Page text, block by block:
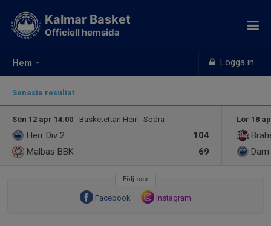
Hem Logga in
Kalmar Basket
Officiell hemsida
Senaste resultat
Sön 12 apr 14:00 - Basketettan Herr - Södra
104
Herr Div 2
69
Malbas BBK
Lör 18
Följ oss
Facebook Instagram